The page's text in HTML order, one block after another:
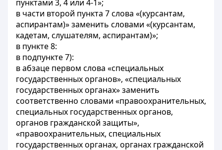
пунктами 3, 4 или 4-1»;
в части второй пункта 7 слова «(курсантам,
аспирантам)» заменить словами «(курсантам,
кадетам, слушателям, аспирантам)»;
в пункте 8:
в подпункте 7):
в абзаце первом слова «специальных
государственных органов», «специальных
государственных органах» заменить
соответственно словами «правоохранительных,
специальных государственных органов,
органов гражданской защиты»,
«правоохранительных, специальных
государственных органах, органах гражданской